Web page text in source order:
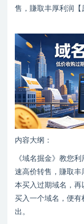
售，賺取丰厚利润【
内容大纲：
《域名掘金》教您
速高价转售，賺取
本买入过期域名，
买入一个域名，便有
出。